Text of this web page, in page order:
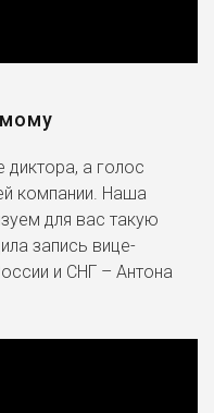
диктора, а голос
компании. Наша
для вас такую
запись вице-
и СНГ – Антона